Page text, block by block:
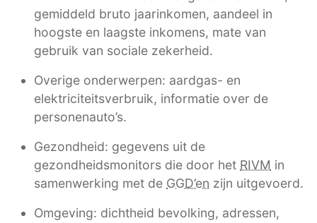
gemiddeld bruto jaarinkomen, aandeel in
hoogste en laagste inkomens, mate van
gebruik van sociale zekerheid.
Overige onderwerpen: aardgas- en
elektriciteitsverbruik, informatie over de
personenauto’s.
Gezondheid: gegevens uit de
gezondheidsmonitors die door het RIVM in
samenwerking met de GGD’en zijn uitgevoerd.
Omgeving: dichtheid bevolking, adressen,